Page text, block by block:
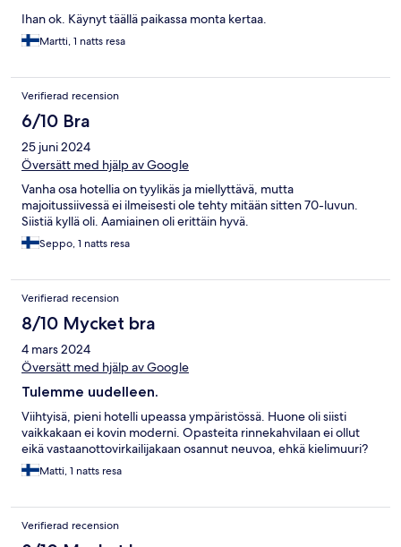
Ihan ok. Käynyt täällä paikassa monta kertaa.
Martti, 1 natts resa
Verifierad recension
6/10 Bra
25 juni 2024
Översätt med hjälp av Google
Vanha osa hotellia on tyylikäs ja miellyttävä, mutta
majoitussiivessä ei ilmeisesti ole tehty mitään sitten 70-luvun.
Siistiä kyllä oli. Aamiainen oli erittäin hyvä.
Seppo, 1 natts resa
Verifierad recension
8/10 Mycket bra
4 mars 2024
Översätt med hjälp av Google
Tulemme uudelleen.
Viihtyisä, pieni hotelli upeassa ympäristössä. Huone oli siisti
vaikkakaan ei kovin moderni. Opasteita rinnekahvilaan ei ollut
eikä vastaanottovirkailijakaan osannut neuvoa, ehkä kielimuuri?
Matti, 1 natts resa
Verifierad recension